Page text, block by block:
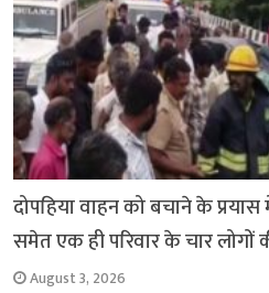
दोपहिया वाहन को बचाने के
समेत एक ही परिवार के चार लोगों
August 3, 2026